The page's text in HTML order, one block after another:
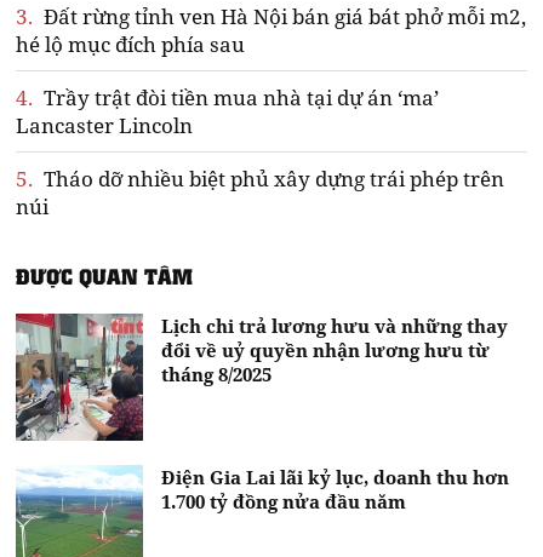
3. Đất rừng tỉnh ven Hà Nội bán giá bát phở mỗi m2,
hé lộ mục đích phía sau
4. Trầy trật đòi tiền mua nhà tại dự án ‘ma’
Lancaster Lincoln
5. Tháo dỡ nhiều biệt phủ xây dựng trái phép trên
núi
ĐƯỢC QUAN TÂM
Lịch chi trả lương hưu và những thay
đổi về uỷ quyền nhận lương hưu từ
tháng 8/2025
Điện Gia Lai lãi kỷ lục, doanh thu hơn
1.700 tỷ đồng nửa đầu năm